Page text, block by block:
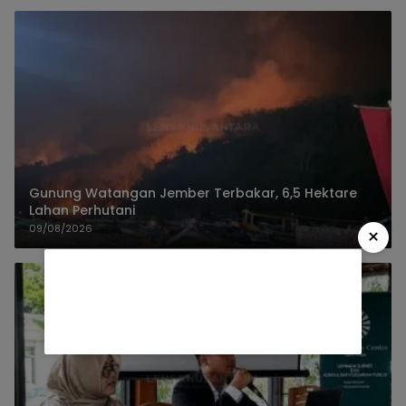
Gunung Watangan Jember Terbakar, 6,5 Hektare
Lahan Perhutani
09/08/2026 ×